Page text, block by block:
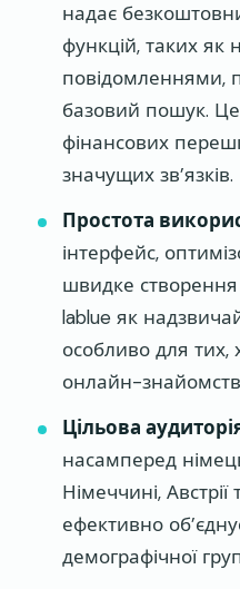
надає
функцій, таких
повідомленнями,
базовий пошук. Це
фінансових
значущих зв’язків.
Простота
інтерфейс,
швидке
lablue як
особливо для тих,
онлайн-
Цільова
насамперед
Німеччині,
ефективно
демографічної